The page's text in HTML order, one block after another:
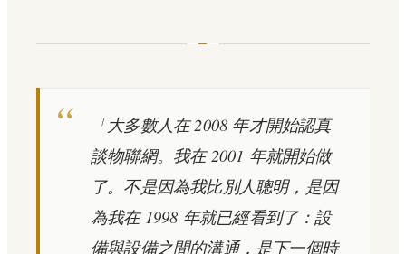
「大多數人在 2008 年才開始認真
談物聯網。我在 2001 年就開始做
了。不是因為我比別人聰明，是因
為我在 1998 年就已經看到了：設
備與設備之間的溝通，是下一個時